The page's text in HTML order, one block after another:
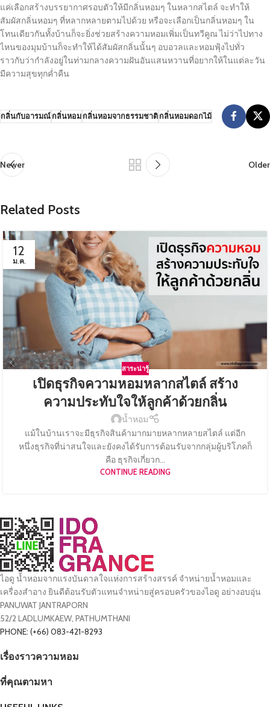
แค่เลือกสร้างบรรยากาศรอบตัวให้มีกลิ่นหอมๆ ในหลากสไตล์ จะทำให้
สัมผัสกลิ่นหอมๆ ที่หลากหลายตามไปด้วย หรือจะเลือกเป็นกลิ่นหอมๆ ใน
โทนเดียวกันทั้งบ้านก็จะยิ่งช่วยสร้างความหอมเพิ่มเป็นทวีคูณ ไม่ว่าไปทาง
ไหนของมุมบ้านก็จะทำให้ได้สัมผัสกลิ่นนั้นๆ อบอวลและหอมฟุ้งไปทั่ว
ราวกับว่ากำลังอยู่ในท่ามกลางความฝันอันแสนหวานที่อยากให้ในแต่ละวัน
มีความสุขทุกค่ำคืน
กลิ่นกับอารมณ์กลิ่นหอมกลิ่นหอมจากธรรมชาติกลิ่นหอมดอกไม้
Newer Older
Related Posts
12
ม.ค.
สาระน่ารู้
เปิดธุรกิจความหอมหลากสไตล์ สร้าง
ความประทับใจให้ลูกค้าด้วยกลิ่น
น้ำหอม
แม้ในบ้านเราจะมีธุรกิจสินค้ามากมายหลากหลายสไตล์ แต่อีก
หนึ่งธุรกิจที่น่าสนใจและยังคงได้รับการต้อนรับจากกลุ่มผู้บริโภคก็
คือ ธุรกิจเกี่ยวก...
CONTINUE READING
ไอดู น้ำหอมจากแรงบันดาลใจแห่งการสร้างสรรค์ จำหน่ายน้ำหอมและ
เครื่องสำอาง ยินดีต้อนรับตัวแทนจำหน่ายสู่ครอบครัวของไอดู อย่างอบอุ่น
PANUWAT JANTRAPORN
52/2 LADLUMKAEW, PATHUMTHANI
PHONE: (+66) 083-421-8293
เรื่องราวความหอม
ที่คุณตามหา